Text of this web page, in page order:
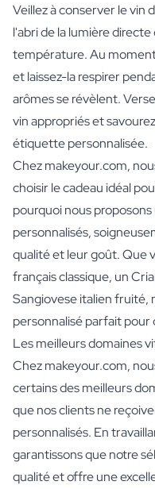
Veillez à conserver le vin
l'abri de la lumière
température. Au
et laissez-la respirer
arômes se révèlent.
vin appropriés et
étiquette personnalisée.
Chez makeyour.com,
choisir le cadeau idéal
pourquoi nous
personnalisés,
qualité et leur goût. Que
français classique, un
Sangiovese italien fruité,
personnalisé parfait
Les meilleurs domaines
Chez makeyour.com,
certains des meilleurs
que nos clients ne
personnalisés. En
garantissons que notre
qualité et offre une